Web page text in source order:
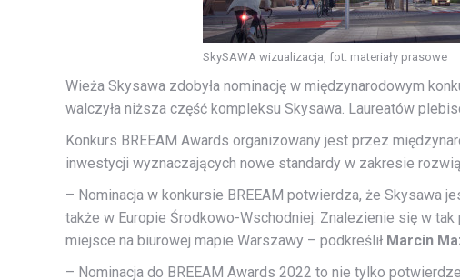
SkySAWA wizualizacja, fot. materiały prasowe
Wieża Skysawa zdobyła nominację w międzynarodowym
walczyła niższa część kompleksu Skysawa. Laureatów
Konkurs BREEAM Awards organizowany jest przez
inwestycji wyznaczających nowe standardy w zakresie
– Nominacja w konkursie BREEAM potwierdza, że Skysawa
także w Europie Środkowo-Wschodniej. Znalezienie się w
miejsce na biurowej mapie Warszawy – podkreślił Marcin
– Nominacja do BREEAM Awards 2022 to nie tylko